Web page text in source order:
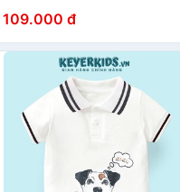
Hình Khủng Long Ngố AT54
109.000 đ